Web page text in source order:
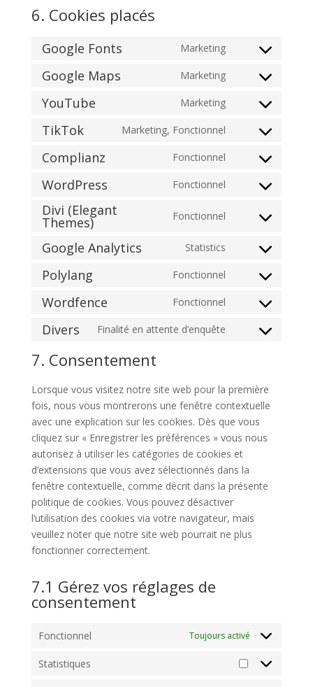
6. Cookies placés
Google Fonts Marketing
Consent
google-
Google Maps Marketing
Consent
google-
YouTube Marketing
Consent
youtube
TikTok Marketing, Fonctionnel
Consent
tiktok
Complianz Fonctionnel
Consent
complianz
WordPress Fonctionnel
Consent
service
Divi (Elegant
Themes) Fonctionnel
Consent
service
themes)
Google Analytics Statistics
Consent
google-
Polylang Fonctionnel
Consent
polylang
Wordfence Fonctionnel
Consent
Divers Finalité en attente d’enquête
Consent
divers
7. Consentement
Lorsque vous visitez notre site web pour la première
fois, nous vous montrerons une fenêtre contextuelle
avec une explication sur les cookies. Dès que vous
cliquez sur « Enregistrer les préférences » vous nous
autorisez à utiliser les catégories de cookies et
d’extensions que vous avez sélectionnés dans la
fenêtre contextuelle, comme décrit dans la présente
politique de cookies. Vous pouvez désactiver
l’utilisation des cookies via votre navigateur, mais
veuillez noter que notre site web pourrait ne plus
fonctionner correctement.
7.1 Gérez vos réglages de
consentement
Fonctionnel Toujours activé
Statistiques
Statistiques